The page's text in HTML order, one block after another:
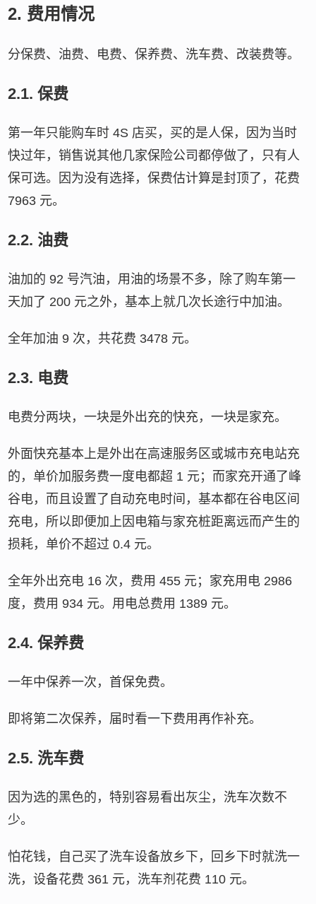
2. 费用情况
分保费、油费、电费、保养费、洗车费、改装费等。
2.1. 保费
第一年只能购车时 4S 店买，买的是人保，因为当时
快过年，销售说其他几家保险公司都停做了，只有人
保可选。因为没有选择，保费估计算是封顶了，花费
7963 元。
2.2. 油费
油加的 92 号汽油，用油的场景不多，除了购车第一
天加了 200 元之外，基本上就几次长途行中加油。
全年加油 9 次，共花费 3478 元。
2.3. 电费
电费分两块，一块是外出充的快充，一块是家充。
外面快充基本上是外出在高速服务区或城市充电站充
的，单价加服务费一度电都超 1 元；而家充开通了峰
谷电，而且设置了自动充电时间，基本都在谷电区间
充电，所以即便加上因电箱与家充桩距离远而产生的
损耗，单价不超过 0.4 元。
全年外出充电 16 次，费用 455 元；家充用电 2986
度，费用 934 元。用电总费用 1389 元。
2.4. 保养费
一年中保养一次，首保免费。
即将第二次保养，届时看一下费用再作补充。
2.5. 洗车费
因为选的黑色的，特别容易看出灰尘，洗车次数不
少。
怕花钱，自己买了洗车设备放乡下，回乡下时就洗一
洗，设备花费 361 元，洗车剂花费 110 元。